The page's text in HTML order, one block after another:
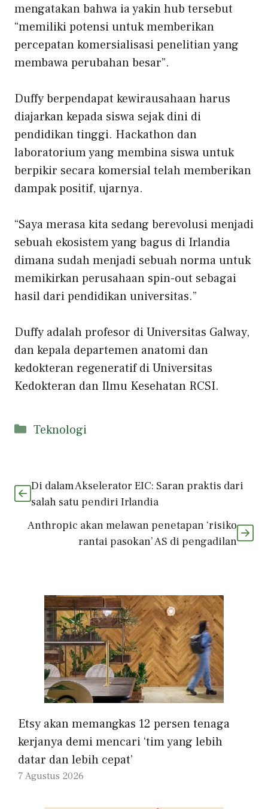
mengatakan bahwa ia yakin hub tersebut
“memiliki potensi untuk memberikan
percepatan komersialisasi penelitian yang
membawa perubahan besar”.
Duffy berpendapat kewirausahaan harus
diajarkan kepada siswa sejak dini di
pendidikan tinggi. Hackathon dan
laboratorium yang membina siswa untuk
berpikir secara komersial telah memberikan
dampak positif, ujarnya.
“Saya merasa kita sedang berevolusi menjadi
sebuah ekosistem yang bagus di Irlandia
dimana sudah menjadi sebuah norma untuk
memikirkan perusahaan spin-out sebagai
hasil dari pendidikan universitas.”
Duffy adalah profesor di Universitas Galway,
dan kepala departemen anatomi dan
kedokteran regeneratif di Universitas
Kedokteran dan Ilmu Kesehatan RCSI.
Kategori
Teknologi
Di dalam Akselerator EIC: Saran praktis dari
salah satu pendiri Irlandia
Anthropic akan melawan penetapan ‘risiko
rantai pasokan’ AS di pengadilan
Etsy akan memangkas 12 persen tenaga
kerjanya demi mencari ‘tim yang lebih
datar dan lebih cepat’
7 Agustus 2026